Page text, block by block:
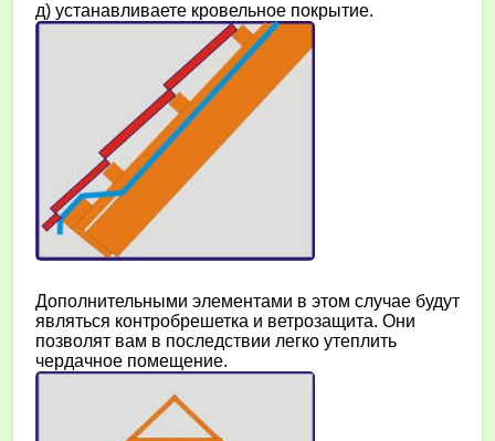
д) устанавливаете кровельное покрытие.
Дополнительными элементами в этом случае будут
являться контробрешетка и ветрозащита. Они
позволят вам в последствии легко утеплить
чердачное помещение.